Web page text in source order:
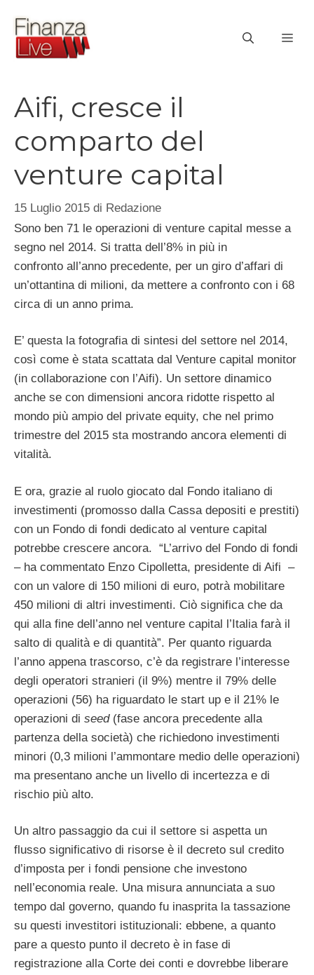
contenuto
Aifi, cresce il
comparto del
venture capital
15 Luglio 2015 di Redazione
Sono ben 71 le operazioni di venture capital messe a
segno nel 2014. Si tratta dell’8% in più in
confronto all’anno precedente, per un giro d’affari di
un’ottantina di milioni, da mettere a confronto con i 68
circa di un anno prima.
E’ questa la fotografia di sintesi del settore nel 2014,
così come è stata scattata dal Venture capital monitor
(in collaborazione con l’Aifi). Un settore dinamico
anche se con dimensioni ancora ridotte rispetto al
mondo più ampio del private equity, che nel primo
trimestre del 2015 sta mostrando ancora elementi di
vitalità.
E ora, grazie al ruolo giocato dal Fondo italiano di
investimenti (promosso dalla Cassa depositi e prestiti)
con un Fondo di fondi dedicato al venture capital
potrebbe crescere ancora. “L’arrivo del Fondo di fondi
– ha commentato Enzo Cipolletta, presidente di Aifi –
con un valore di 150 milioni di euro, potrà mobilitare
450 milioni di altri investimenti. Ciò significa che da
qui alla fine dell’anno nel venture capital l’Italia farà il
salto di qualità e di quantità”. Per quanto riguarda
l’anno appena trascorso, c’è da registrare l’interesse
degli operatori stranieri (il 9%) mentre il 79% delle
operazioni (56) ha riguardato le start up e il 21% le
operazioni di seed(fase ancora precedente alla
partenza della società) che richiedono investimenti
minori (0,3 milioni l’ammontare medio delle operazioni)
ma presentano anche un livello di incertezza e di
rischio più alto.
Un altro passaggio da cui il settore si aspetta un
flusso significativo di risorse è il decreto sul credito
d’imposta per i fondi pensione che investono
nell’economia reale. Una misura annunciata a suo
tempo dal governo, quando fu inasprita la tassazione
su questi investitori istituzionali: ebbene, a quanto
pare a questo punto il decreto è in fase di
registrazione alla Corte dei conti e dovrebbe liberare